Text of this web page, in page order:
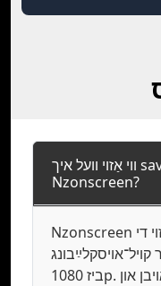
ווי אַזוי װעל איך save media from
Nzonscreen?
Nzonscreen האָט אַ לאַנג־פֿאָרעם ווידעאָ, אַזוי די
ביז 1080p. קלײַב אױס דעם װײַזער־לינק אויבן און